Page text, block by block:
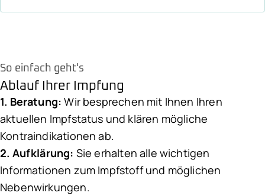
So einfach geht's
Ablauf Ihrer Impfung
1. Beratung: Wir besprechen mit Ihnen Ihren
aktuellen Impfstatus und klären mögliche
Kontraindikationen ab.
2. Aufklärung: Sie erhalten alle wichtigen
Informationen zum Impfstoff und möglichen
Nebenwirkungen.